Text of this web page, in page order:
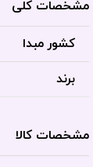
مشخصات کلی
کشور مبدا
برند
مشخصات کالا